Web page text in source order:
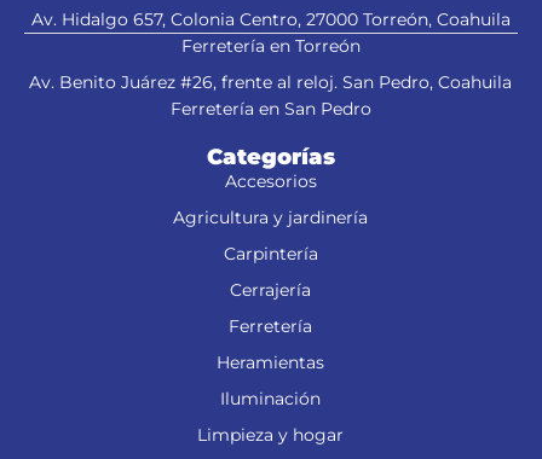
Av. Hidalgo 657, Colonia Centro, 27000 Torreón, Coahuila
Ferretería en Torreón
Av. Benito Juárez #26, frente al reloj. San Pedro, Coahuila
Ferretería en San Pedro
Categorías
Accesorios
Agricultura y jardinería
Carpintería
Cerrajería
Ferretería
Heramientas
Iluminación
Limpieza y hogar